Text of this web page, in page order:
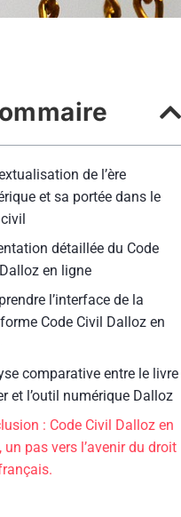
de l’ère
et sa portée dans le
détaillée du Code
en ligne
l’interface de la
Code Civil Dalloz en
comparative entre le livre
et l’outil numérique Dalloz
: Code Civil Dalloz en
un pas vers l’avenir du droit